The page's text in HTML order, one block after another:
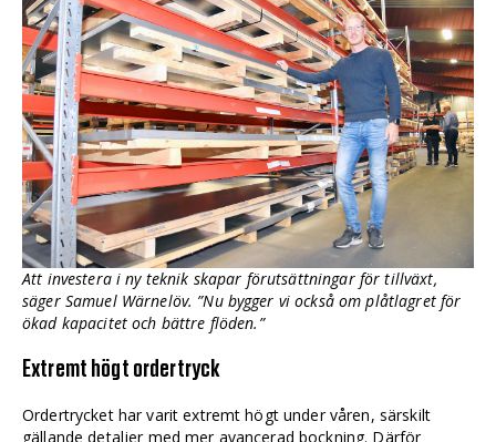
Att investera i ny teknik skapar förutsättningar för tillväxt,
säger Samuel Wärnelöv. ”Nu bygger vi också om plåtlagret för
ökad kapacitet och bättre flöden.”
Extremt högt ordertryck
Ordertrycket har varit extremt högt under våren, särskilt
gällande detaljer med mer avancerad bockning. Därför